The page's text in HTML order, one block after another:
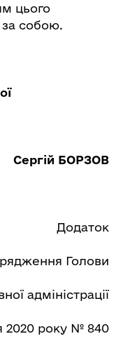
цього
собою.
Сергій БОРЗОВ
Додаток
Голови
адміністрації
2020 року № 840